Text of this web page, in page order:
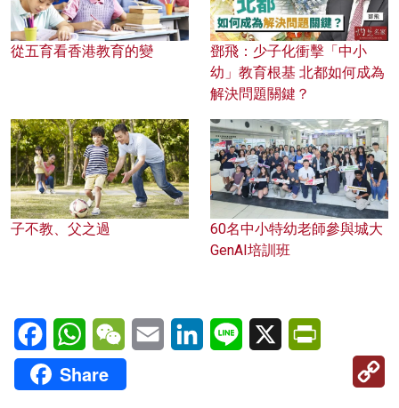
從五育看香港教育的變
鄧飛：少子化衝擊「中小
幼」教育根基 北都如何成為
解決問題關鍵？
子不教、父之過
60名中小特幼老師參與城大
GenAI培訓班
FacebookWhatsAppWeChatEmail LinkedInLine X
Share